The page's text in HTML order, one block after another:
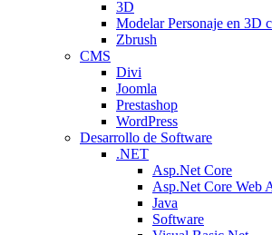
3D
Modelar Personaje en 3D
Zbrush
CMS
Divi
Joomla
Prestashop
WordPress
Desarrollo de Software
.NET
Asp.Net Core
Asp.Net Core Web
Java
Software